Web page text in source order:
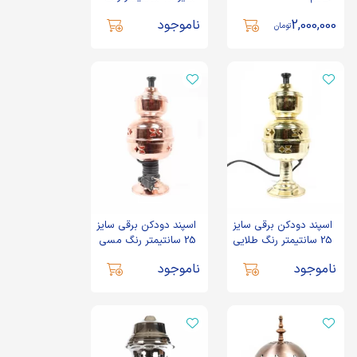
2,000,000تومان ناموجود
اسپند دودکن برقی سایز
25 سانتیمتر رنگ طلایی
ناموجود
اسپند دودکن برقی سایز
25 سانتیمتر رنگ مسی
ناموجود